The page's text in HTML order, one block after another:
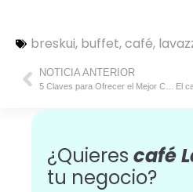
breskui, buffet,café,
NOTICIA ANTERIOR
¿Quieres café
tu negocio?